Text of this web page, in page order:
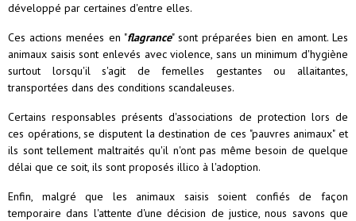
développé par certaines d'entre elles.
Ces actions menées en "flagrance" sont préparées bien en amont. Les
animaux saisis sont enlevés avec violence, sans un minimum d'hygiène
surtout lorsqu'il s'agit de femelles gestantes ou allaitantes,
transportées dans des conditions scandaleuses.
Certains responsables présents d'associations de protection lors de
ces opérations, se disputent la destination de ces "pauvres animaux" et
ils sont tellement maltraités qu'il n'ont pas même besoin de quelque
délai que ce soit, ils sont proposés illico à l'adoption.
Enfin, malgré que les animaux saisis soient confiés de façon
temporaire dans l'attente d'une décision de justice, nous savons que